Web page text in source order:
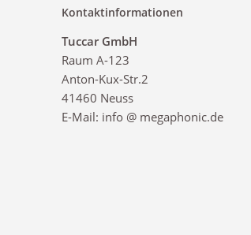
Kontaktinformationen
Tuccar GmbH
Raum A-123
Anton-Kux-Str.2
41460 Neuss
E-Mail: info @ megaphonic.de